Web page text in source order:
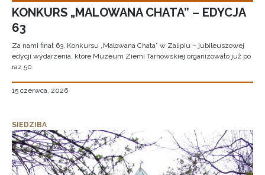
KONKURS „MALOWANA CHATA” – EDYCJA
63
Za nami finał 63. Konkursu „Malowana Chata” w Zalipiu – jubileuszowej
edycji wydarzenia, które Muzeum Ziemi Tarnowskiej organizowało już po
raz 50.
15 czerwca, 2026
SIEDZIBA